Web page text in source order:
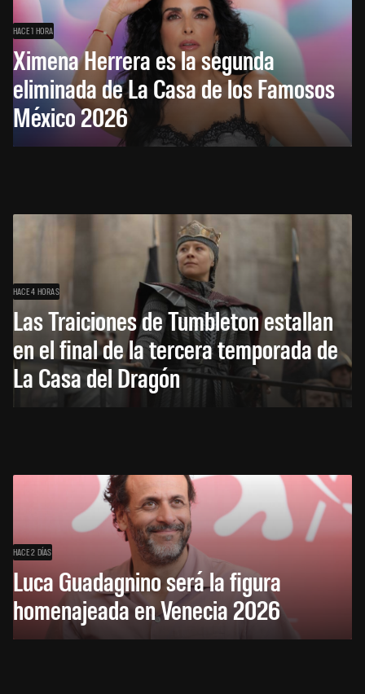
HACE 1 HORA
Ximena Herrera es la segunda
eliminada de La Casa de los Famosos
México 2026
HACE 4 HORAS
Las Traiciones de Tumbleton estallan
en el final de la tercera temporada de
La Casa del Dragón
HACE 2 DÍAS
Luca Guadagnino será la figura
homenajeada en Venecia 2026